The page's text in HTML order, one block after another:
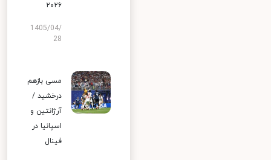
۲۰۲۶
1405/04/
28
مسی بازهم
درخشید /
آرژانتین و
اسپانیا در
فینال